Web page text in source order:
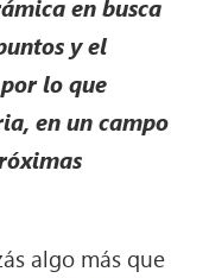
en busca
y el
lo que
en un campo
algo más que